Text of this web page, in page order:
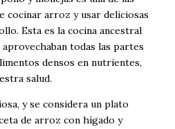
cocinar arroz y usar deliciosas
Esta es la cocina ancestral
todas las partes
densos en nutrientes,
salud.
y se considera un plato
de arroz con hígado y